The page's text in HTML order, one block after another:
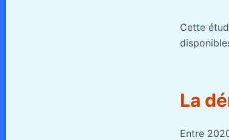
Cette
La
Entre